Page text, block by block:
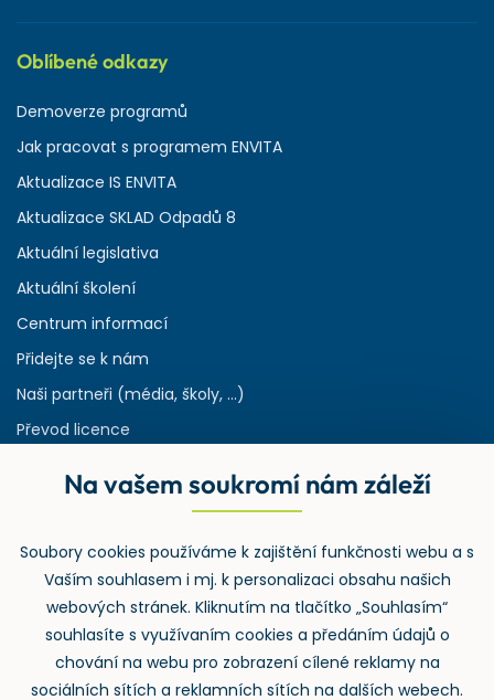
Oblíbené odkazy
Demoverze programů
Jak pracovat s programem ENVITA
Aktualizace IS ENVITA
Aktualizace SKLAD Odpadů 8
Aktuální legislativa
Aktuální školení
Centrum informací
Přidejte se k nám
Naši partneři (média, školy, ...)
Převod licence
Rejstřík používaných zkratek v odpadech
Zpětný odběr
Na vašem soukromí nám záleží
Soubory cookies používáme k zajištění funkčnosti webu a s
Vaším souhlasem i mj. k personalizaci obsahu našich
webových stránek. Kliknutím na tlačítko „Souhlasím“
souhlasíte s využívaním cookies a předáním údajů o
chování na webu pro zobrazení cílené reklamy na
sociálních sítích a reklamních sítích na dalších webech.